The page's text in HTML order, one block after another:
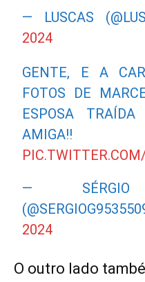
— LUSCAS
2024
GENTE, E A
FOTOS DE
ESPOSA
AMIGA!!
—
2024
O outro lado